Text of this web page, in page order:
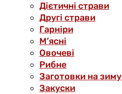
Дієтичні страви
Другі страви
Гарніри
М’ясні
Овочеві
Рибне
Заготовки на зиму
Закуски